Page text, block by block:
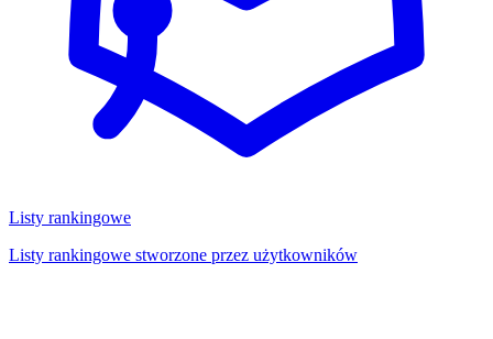
Listy rankingowe
Listy rankingowe stworzone przez użytkowników